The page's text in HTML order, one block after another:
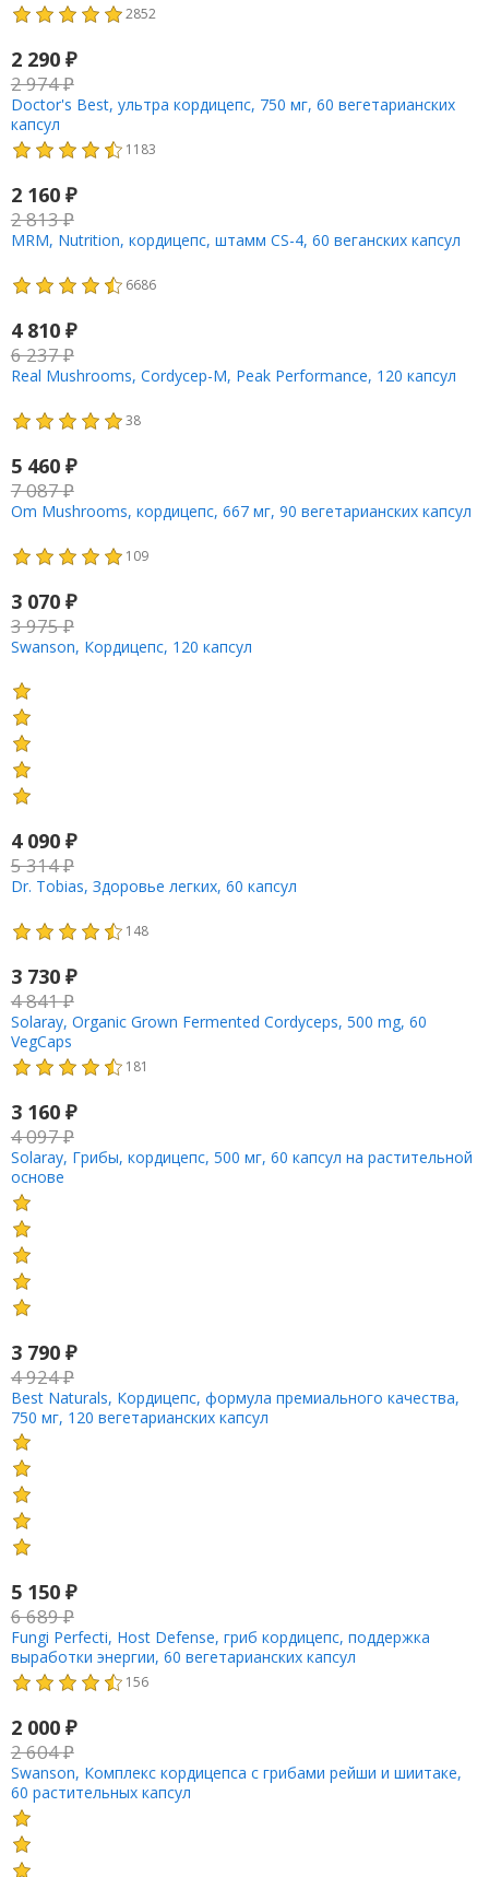
2852
2 290 ₽
2 974₽
Doctor's Best, ультра кордицепс, 750 мг, 60 вегетарианских
капсул
1183
2 160 ₽
2 813₽
MRM, Nutrition, кордицепс, штамм CS-4, 60 веганских капсул
6686
4 810 ₽
6 237₽
Real Mushrooms, Cordycep-M, Peak Performance, 120 капсул
38
5 460 ₽
7 087₽
Om Mushrooms, кордицепс, 667 мг, 90 вегетарианских капсул
109
3 070 ₽
3 975₽
Swanson, Кордицепс, 120 капсул
4 090 ₽
5 314₽
Dr. Tobias, Здоровье легких, 60 капсул
148
3 730 ₽
4 841₽
Solaray, Organic Grown Fermented Cordyceps, 500 mg, 60
VegCaps
181
3 160 ₽
4 097₽
Solaray, Грибы, кордицепс, 500 мг, 60 капсул на растительной
основе
3 790 ₽
4 924₽
Best Naturals, Кордицепс, формула премиального качества,
750 мг, 120 вегетарианских капсул
5 150 ₽
6 689₽
Fungi Perfecti, Host Defense, гриб кордицепс, поддержка
выработки энергии, 60 вегетарианских капсул
156
2 000 ₽
2 604₽
Swanson, Комплекс кордицепса с грибами рейши и шиитаке,
60 растительных капсул